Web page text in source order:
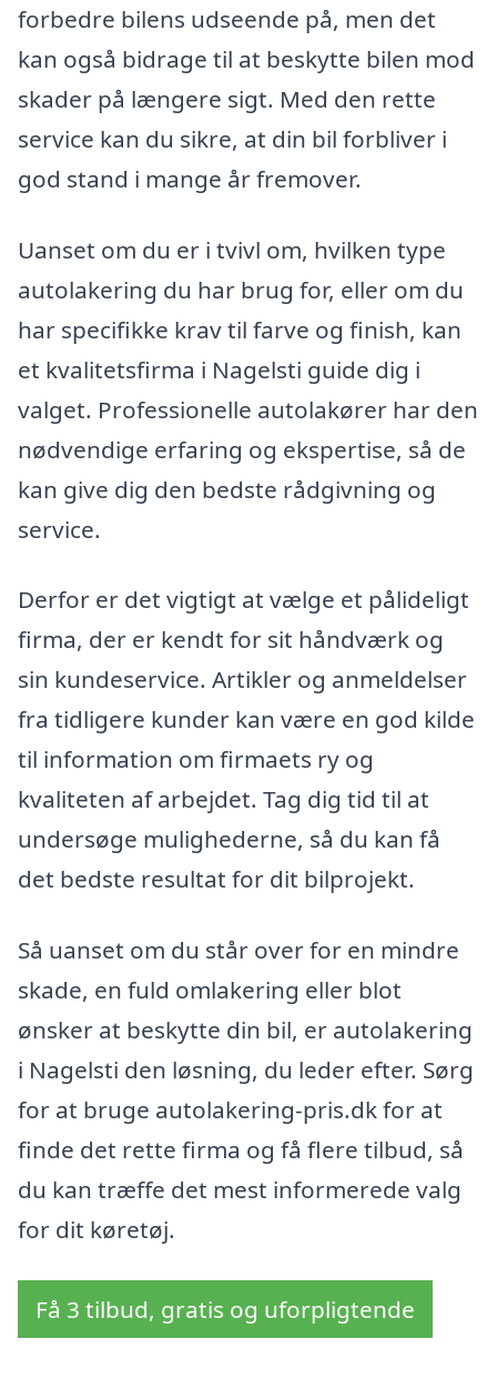
forbedre bilens udseende på, men det
kan også bidrage til at beskytte bilen mod
skader på længere sigt. Med den rette
service kan du sikre, at din bil forbliver i
god stand i mange år fremover.
Uanset om du er i tvivl om, hvilken type
autolakering du har brug for, eller om du
har specifikke krav til farve og finish, kan
et kvalitetsfirma i Nagelsti guide dig i
valget. Professionelle autolakører har den
nødvendige erfaring og ekspertise, så de
kan give dig den bedste rådgivning og
service.
Derfor er det vigtigt at vælge et pålideligt
firma, der er kendt for sit håndværk og
sin kundeservice. Artikler og anmeldelser
fra tidligere kunder kan være en god kilde
til information om firmaets ry og
kvaliteten af arbejdet. Tag dig tid til at
undersøge mulighederne, så du kan få
det bedste resultat for dit bilprojekt.
Så uanset om du står over for en mindre
skade, en fuld omlakering eller blot
ønsker at beskytte din bil, er autolakering
i Nagelsti den løsning, du leder efter. Sørg
for at bruge autolakering-pris.dk for at
finde det rette firma og få flere tilbud, så
du kan træffe det mest informerede valg
for dit køretøj.
Få 3 tilbud, gratis og uforpligtende